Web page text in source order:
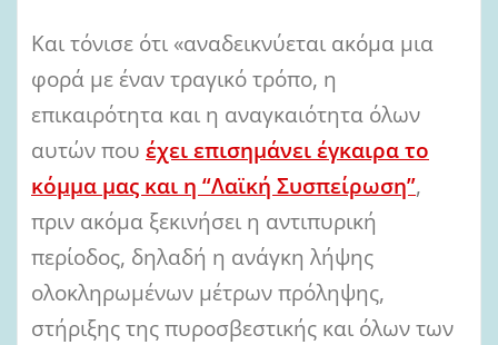
Και τόνισε ότι «αναδεικνύεται ακόμα μια
φορά με έναν τραγικό τρόπο, η
επικαιρότητα και η αναγκαιότητα όλων
αυτών που έχει επισημάνει έγκαιρα το
κόμμα μας και η “Λαϊκή Συσπείρωση”,
πριν ακόμα ξεκινήσει η αντιπυρική
περίοδος, δηλαδή η ανάγκη λήψης
ολοκληρωμένων μέτρων πρόληψης,
στήριξης της πυροσβεστικής και όλων των